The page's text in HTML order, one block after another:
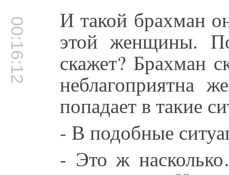
00:16:12 И такой брахман
этой женщины.
скажет? Брахман
неблагоприятна
попадает в такие
- В подобные
- Это ж